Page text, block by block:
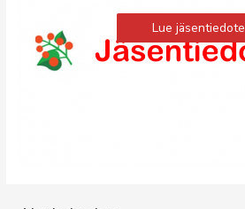
Lue jäsentiedote